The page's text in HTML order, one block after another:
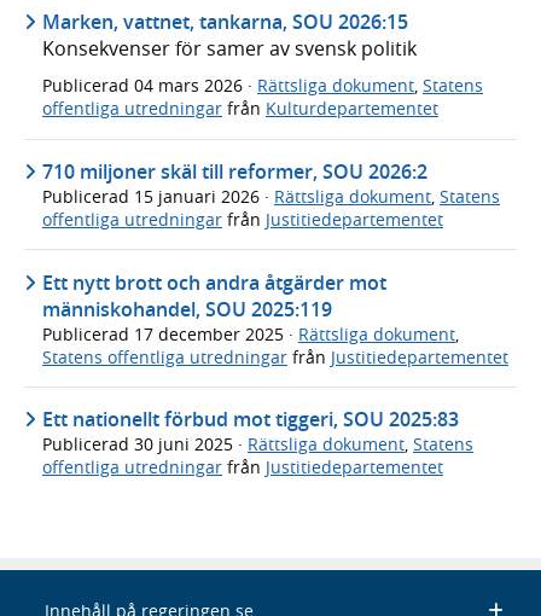
Marken, vattnet, tankarna, SOU 2026:15
Konsekvenser för samer av svensk politik
Publicerad 04 mars 2026 · Rättsliga dokument, Statens
offentliga utredningar från Kulturdepartementet
710 miljoner skäl till reformer, SOU 2026:2
Publicerad 15 januari 2026 · Rättsliga dokument, Statens
offentliga utredningar från Justitiedepartementet
Ett nytt brott och andra åtgärder mot
människohandel, SOU 2025:119
Publicerad 17 december 2025 · Rättsliga dokument
Statens offentliga utredningar från Justitiedepartementet
Ett nationellt förbud mot tiggeri, SOU 2025:83
Publicerad 30 juni 2025 · Rättsliga dokument, Statens
offentliga utredningar från Justitiedepartementet
Innehåll på regeringen.se